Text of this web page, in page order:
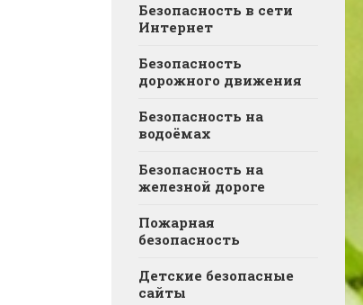
Безопасность в сети
Интернет
Безопасность
дорожного движения
Безопасность на
водоёмах
Безопасность на
железной дороге
Пожарная
безопасность
Детские безопасные
сайты